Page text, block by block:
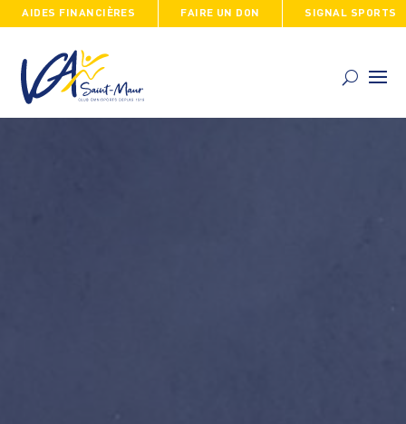
AIDES FINANCIÈRES FAIRE UN DON SIGNAL SPORTS